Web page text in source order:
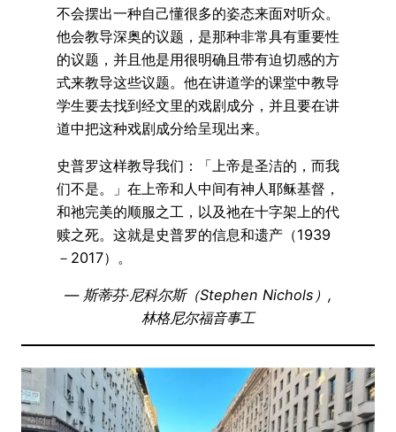
不会摆出一种自己懂很多的姿态来面对听众。
他会教导深奥的议题，是那种非常具有重要性
的议题，并且他是用很明确且带有迫切感的方
式来教导这些议题。他在讲道学的课堂中教导
学生要去找到经文里的戏剧成分，并且要在讲
道中把这种戏剧成分给呈现出来。
史普罗这样教导我们：「上帝是圣洁的，而我
们不是。」在上帝和人中间有神人耶稣基督，
和祂完美的顺服之工，以及祂在十字架上的代
赎之死。这就是史普罗的信息和遗产（1939
－2017）。
— 斯蒂芬·尼科尔斯（Stephen Nichols）,
林格尼尔福音事工